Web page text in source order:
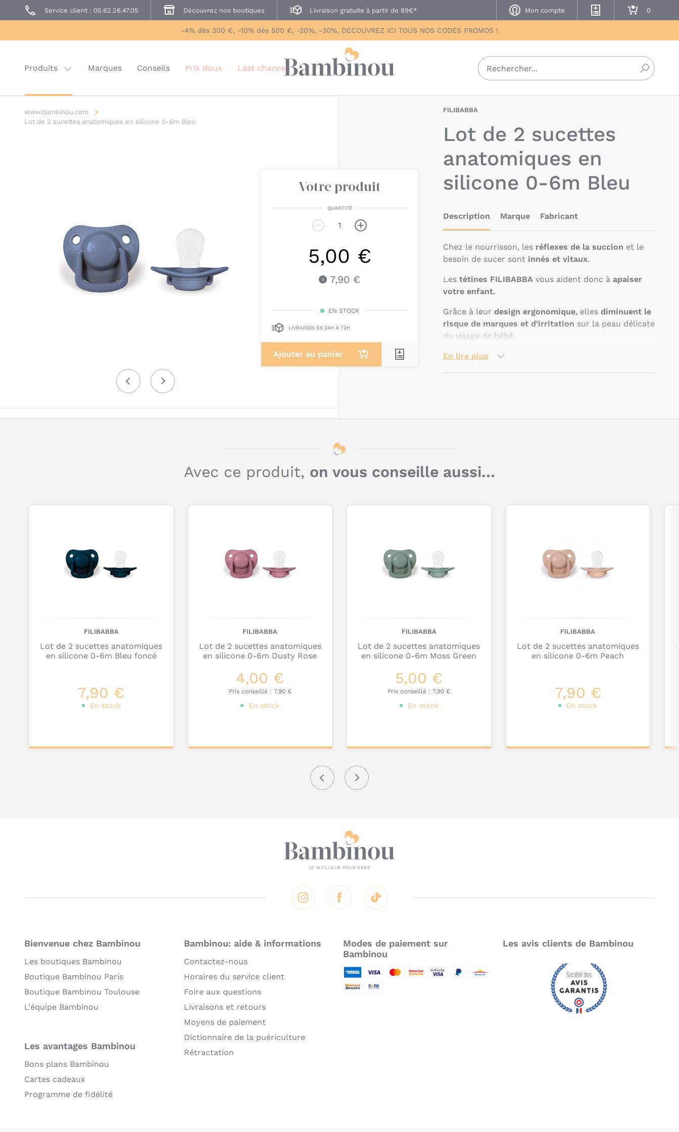
Service client : 05.62.26.47.05 Découvrez nos boutiques Livraison gratuite à partir de 89€* Mon compte
Mes listes de naissance
Mon panier
-4% dès 300 €, -10% dès 500 €, -20%, -30%, DECOUVREZ ICI TOUS NOS CODES PROMOS !
Produits
Prêt à Porter
Last chance
Marques Conseils Prix doux Last chance
www.bambinou.com
Lot de 2 sucettes anatomiques en silicone 0-6m Bleu
PrécédentSuivant
FILIBABBA
Lot de 2 sucettes
anatomiques en
silicone 0-6m Bleu
Votre produit
QUANTITÉ
5,00 €
7,90 €
EN STOCK
LIVRAISON EN 24H À 72H
Ajouter au panier
Description Marque Fabricant
‌‌Chez le nourrisson, les réflexes de la succion et le
besoin de sucer sont innés et vitaux.
Les tétines FILIBABBA vous aident donc à apaiser
votre enfant.
Grâce à leur design ergonomique, elles diminuent le
risque de marques et d'irritation sur la peau délicate
du visage de bébé.
Les tétines sont livrées dans une
tétine en PP, Garanties sans BPA.
Âge : 0-6 mois. Également disponible en +6
changer de tétines tous les deux mois ou lors
de la présence de signes de détérioration.
En lire plus
Je poste mon commentaire
Avec ce produit, on vous conseille aussi…
FILIBABBA
Lot de 2 sucettes anatomiques
en silicone 0-6m Bleu foncé
7,90 €
En stock
FILIBABBA
Lot de 2 sucettes anatomiques
en silicone 0-6m Dusty Rose
4,00 €
Prix conseillé : 7,90 €
En stock
FILIBABBA
Lot de 2 sucettes anatomiques
en silicone 0-6m Moss Green
5,00 €
Prix conseillé :7,90 €
En stock
FILIBABBA
Lot de 2 sucettes anatomiques
en silicone 0-6m Peach
7,90 €
En stock
PrécédentSuivant
Instagram Facebook Tik Tok
Bienvenue chez Bambinou
Les boutiques Bambinou
Boutique Bambinou Paris
Boutique Bambinou Toulouse
L'équipe Bambinou
Les avantages Bambinou
Bons plans Bambinou
Cartes cadeaux
Programme de fidélité
Bambinou: aide & informations
Contactez-nous
Horaires du service client
Foire aux questions
Livraisons et retours
Moyens de paiement
Dictionnaire de la puériculture
Rétractation
Modes de paiement sur
Bambinou
American Express
Visa
Les avis clients de Bambinou